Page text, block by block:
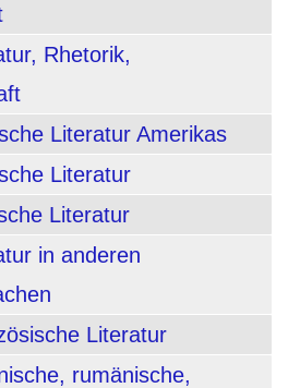
Rhetorik,
Literatur Amerikas
Literatur
Literatur
in anderen
Literatur
rumänische,